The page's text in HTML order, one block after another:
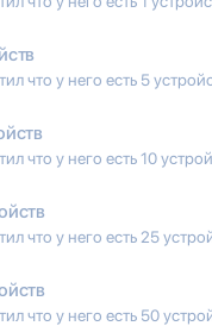
что у него есть 5
что у него есть 10
что у него есть 25
что у него есть 50